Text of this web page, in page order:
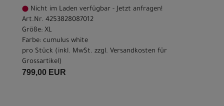
Nicht im Laden verfügbar - Jetzt anfragen!
Art.Nr. 4253828087012
Größe: XL
Farbe: cumulus white
pro Stück (inkl. MwSt. zzgl. Versandkosten für
Grossartikel)
799,00 EUR